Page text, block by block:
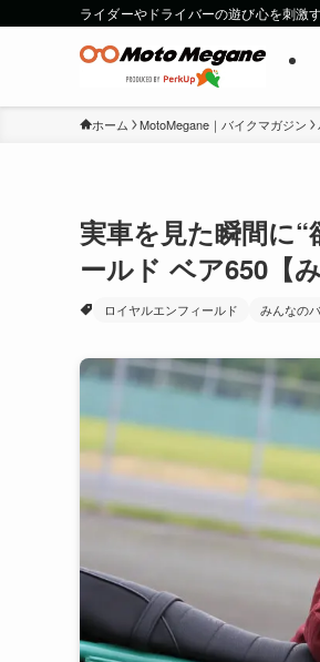
ライダーやドライバーの遊び心を刺激
ホーム MotoMegane｜バイクマガジン
実車を見た瞬間に
ールド ベア650【
ロイヤルエンフィールド みんなの